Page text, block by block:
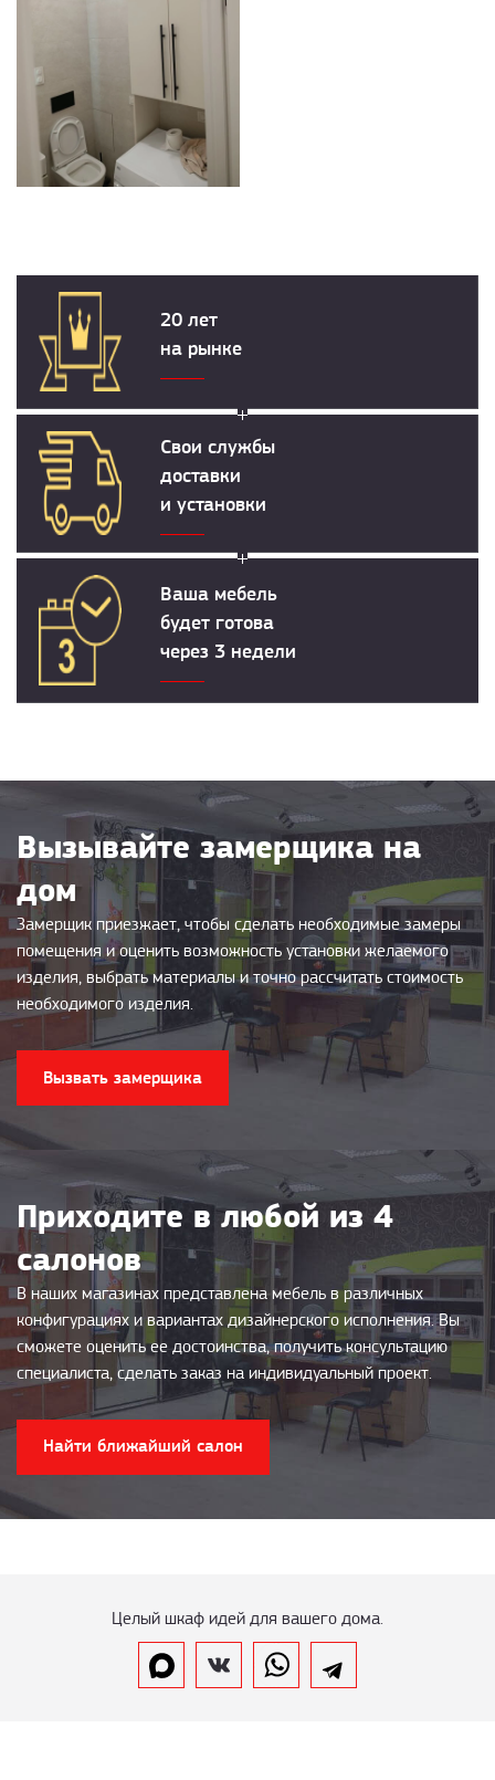
20 лет
на рынке
Свои службы
доставки
и установки
Ваша мебель
будет готова
через 3 недели
Вызывайте замерщика на
дом
Замерщик приезжает, чтобы сделать необходимые замеры
помещения и оценить возможность установки желаемого
изделия, выбрать материалы и точно рассчитать стоимость
необходимого изделия.
Вызвать замерщика
Приходите в любой из 4
салонов
В наших магазинах представлена мебель в различных
конфигурациях и вариантах дизайнерского исполнения. Вы
сможете оценить ее достоинства, получить консультацию
специалиста, сделать заказ на индивидуальный проект.
Найти ближайший салон
Целый шкаф идей для вашего дома.